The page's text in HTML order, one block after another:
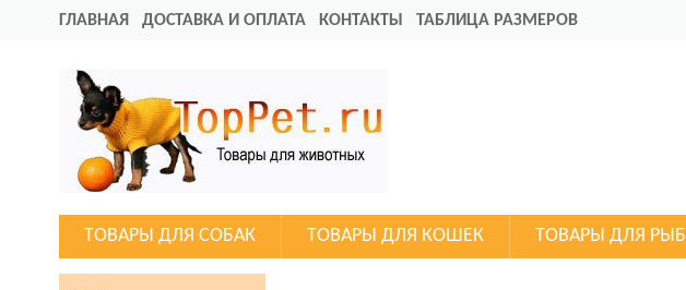
ГЛАВНАЯ ДОСТАВКА И ОПЛАТА КОНТАКТЫ ТАБЛИЦА РАЗМЕРОВ
ТОВАРЫ ДЛЯ СОБАК ТОВАРЫ ДЛЯ КОШЕК ТОВАРЫ ДЛЯ РЫБ